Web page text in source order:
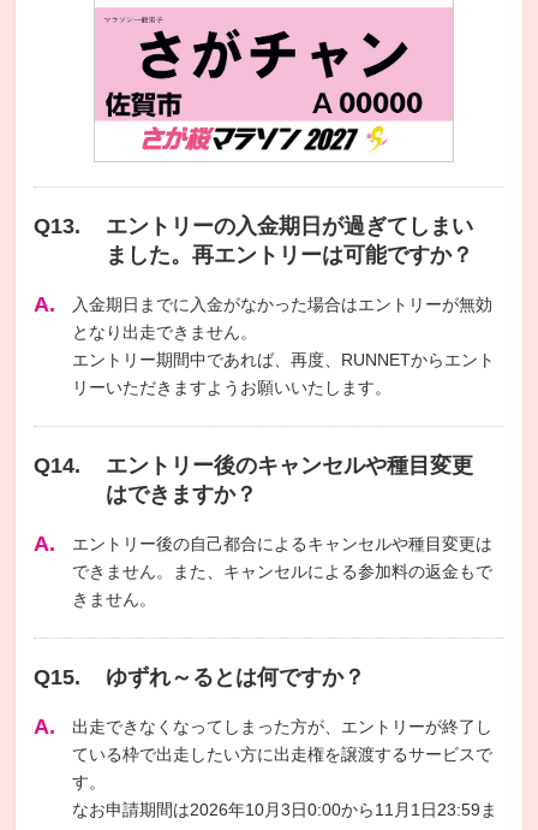
エントリーの入金期日が過ぎてしまい
ました。再エントリーは可能ですか？
入金期日までに入金がなかった場合はエントリーが無効
となり出走できません。
エントリー期間中であれば、再度、RUNNETからエント
リーいただきますようお願いいたします。
エントリー後のキャンセルや種目変更
はできますか？
エントリー後の自己都合によるキャンセルや種目変更は
できません。また、キャンセルによる参加料の返金もで
きません。
ゆずれ～るとは何ですか？
出走できなくなってしまった方が、エントリーが終了し
ている枠で出走したい方に出走権を譲渡するサービスで
す。
なお申請期間は2026年10月3日0:00から11月1日23:59ま